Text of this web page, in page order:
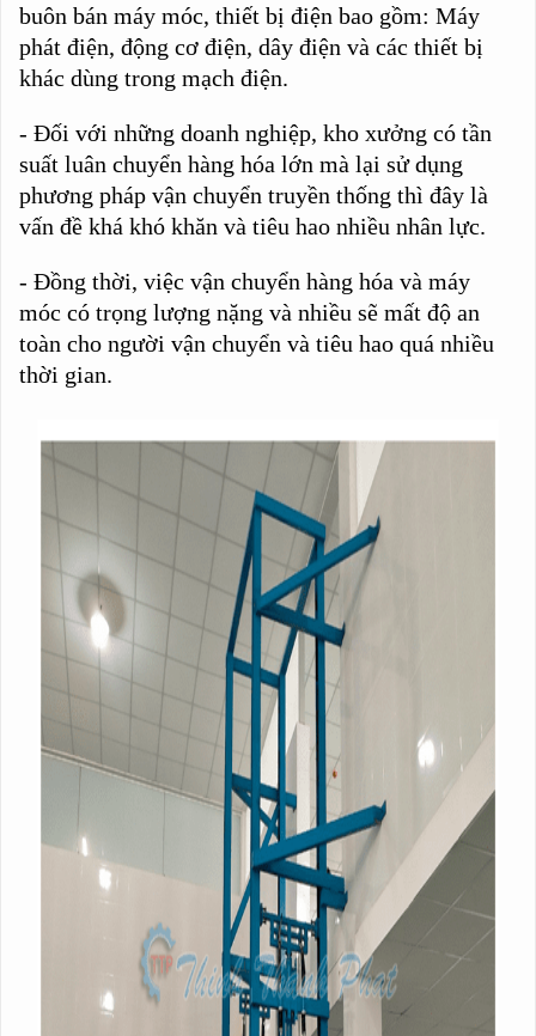
buôn bán máy móc, thiết bị điện bao gồm: Máy
phát điện, động cơ điện, dây điện và các thiết bị
khác dùng trong mạch điện.
- Đối với những doanh nghiệp, kho xưởng có tần
suất luân chuyển hàng hóa lớn mà lại sử dụng
phương pháp vận chuyển truyền thống thì đây là
vấn đề khá khó khăn và tiêu hao nhiều nhân lực.
- Đồng thời, việc vận chuyển hàng hóa và máy
móc có trọng lượng nặng và nhiều sẽ mất độ an
toàn cho người vận chuyển và tiêu hao quá nhiều
thời gian.